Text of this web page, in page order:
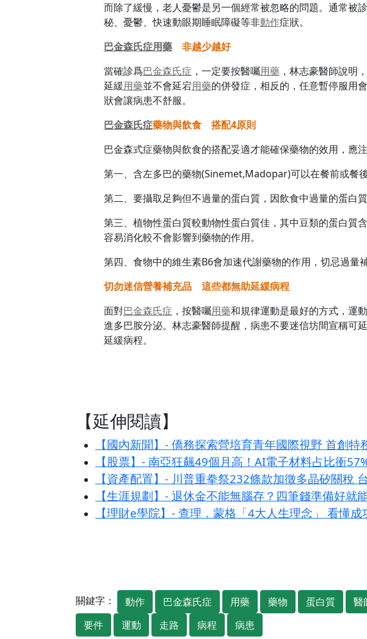
而除了緩慢，老人憂鬱是另一個經常被忽略的問題。通常被
秘、憂鬱、快速動眼期睡眠障礙等非動作症狀。
巴金森氏症用藥非越少越好
當確診爲巴金森氏症 ，一定要按醫囑用藥，林志豪醫師說明，
延緩用藥並不會延宕用藥的併發症，相反的，任意暫停服用
狀會讓病患不舒服。
巴金森氏症藥物與飲食 搭配4原則
巴金森式症藥物與飲食的搭配妥適才能確保藥物的效用，應
第一、含左多巴的藥物(Sinemet,Madopar)可以在餐前或餐
第二、要攝取足夠但不過量的蛋白質，因飲食中過量的蛋白
第三、植物性蛋白質較動物性蛋白質佳，其中豆類的蛋白質
容易消化較不會影響到藥物的作用。
第四、食物中的維生素B6會加速代謝藥物的作用，切忌過量
切勿迷信營養補充品 這些都無助延緩病程
面對巴金森氏症 ，按醫囑用藥和規律運動是最好的方式，運
進多巴胺分泌。林志豪醫師提醒，病患不要迷信坊間宣稱可
延緩病程。
【延伸閱讀】
【國內新聞】- 僑務探索營培育青年國際視野 首創
【股票】- 南亞狂飆49個月高！AI電子材料占比衝
【資產配置】- 川普重拳祭232條款加徵多晶矽關稅
【生涯規劃】- 退休金不能無腦存？四筆錢準備好就
【理財e學院】- 查理．蒙格「4大人生理念」 看懂
關鍵字： 動作 巴金森氏症 用藥 藥物 蛋白質 醫
要件
運動 走路 病程 病患